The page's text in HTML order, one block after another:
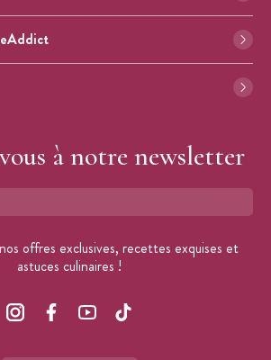
à notre newsletter
offres exclusives, recettes exquises et
astuces culinaires !